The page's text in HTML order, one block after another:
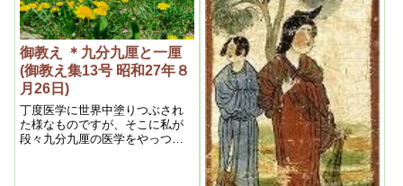
御教え ＊九分九厘と一厘
(御教え集13号 昭和27年８
月26日)
丁度医学に世界中塗りつぶされ
た様なものですが、そこに私が
段々九分九厘の医学をやっつけ